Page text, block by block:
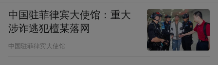
中国驻菲律宾大使馆：重大
涉诈逃犯檀某落网
中国驻菲律宾大使馆